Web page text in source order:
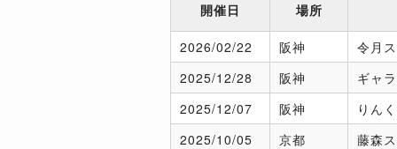
開催日 場所
2026/02/22 阪神
令月
2025/12/28 阪神
ギャ
2025/12/07 阪神
りん
2025/10/05 京都
藤森